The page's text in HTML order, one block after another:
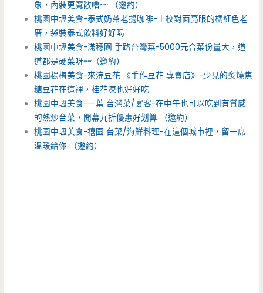
象，內裝更寬敞嚕~~ （邀約）
桃園中壢美食-泰式奶茶老撾咖啡-士校對面亮眼的橘紅色老
厝，袋裝泰式飲料好好喝
桃園中壢美食-滿穗園 手路台灣菜-5000元合菜份量大，道
道都是硬菜呀~~（邀約）
桃園楊梅美食-來浣豆花 《手作豆花 專賣店》-少見的炙燒焦
糖豆花在這裡，桂花凍也好好吃
桃園中壢美食-一葉 台灣菜/宴客-在中午也可以吃到有質感
的熱炒台菜，開幕九折優惠好划算 （邀約）
桃園中壢美食-禧園 台菜/海鮮料理-在這個城市裡，留一席
溫暖給你 （邀約）